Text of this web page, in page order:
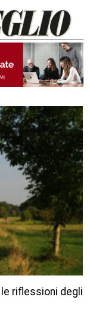
le riflessioni degli